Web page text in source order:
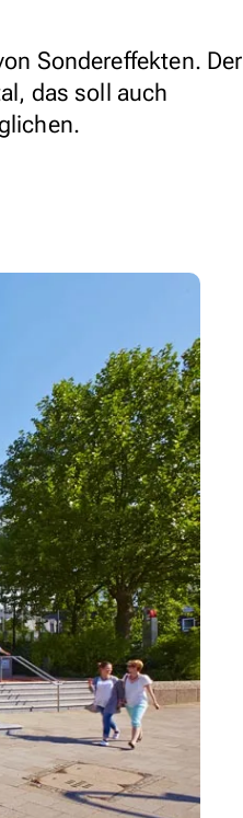
Sondereffekten. Der
das soll auch